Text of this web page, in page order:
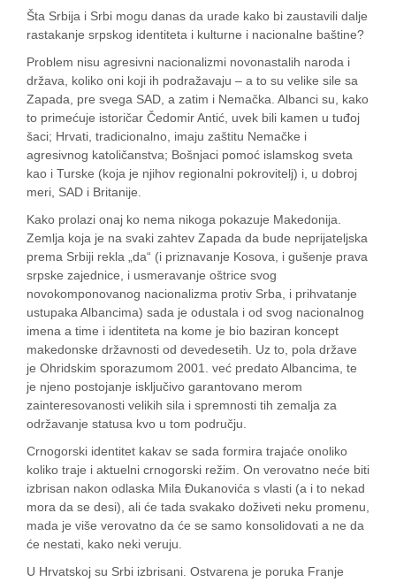
Šta Srbija i Srbi mogu danas da urade kako bi zaustavili dalje
rastakanje srpskog identiteta i kulturne i nacionalne baštine?
Problem nisu agresivni nacionalizmi novonastalih naroda i
država, koliko oni koji ih podražavaju – a to su velike sile sa
Zapada, pre svega SAD, a zatim i Nemačka. Albanci su, kako
to primećuje istoričar Čedomir Antić, uvek bili kamen u tuđoj
šaci; Hrvati, tradicionalno, imaju zaštitu Nemačke i
agresivnog katoličanstva; Bošnjaci pomoć islamskog sveta
kao i Turske (koja je njihov regionalni pokrovitelj) i, u dobroj
meri, SAD i Britanije.
Kako prolazi onaj ko nema nikoga pokazuje Makedonija.
Zemlja koja je na svaki zahtev Zapada da bude neprijateljska
prema Srbiji rekla „da“ (i priznavanje Kosova, i gušenje prava
srpske zajednice, i usmeravanje oštrice svog
novokomponovanog nacionalizma protiv Srba, i prihvatanje
ustupaka Albancima) sada je odustala i od svog nacionalnog
imena a time i identiteta na kome je bio baziran koncept
makedonske državnosti od devedesetih. Uz to, pola države
je Ohridskim sporazumom 2001. već predato Albancima, te
je njeno postojanje isključivo garantovano merom
zainteresovanosti velikih sila i spremnosti tih zemalja za
održavanje statusa kvo u tom području.
Crnogorski identitet kakav se sada formira trajaće onoliko
koliko traje i aktuelni crnogorski režim. On verovatno neće biti
izbrisan nakon odlaska Mila Đukanovića s vlasti (a i to nekad
mora da se desi), ali će tada svakako doživeti neku promenu,
mada je više verovatno da će se samo konsolidovati a ne da
će nestati, kako neki veruju.
U Hrvatskoj su Srbi izbrisani. Ostvarena je poruka Franje